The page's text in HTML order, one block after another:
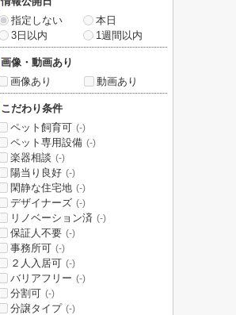
指定しない
本日
3日以内
1週間以内
画像・動画あり
画像あり
動画あり
こだわり条件
ペット飼育可 (-)
ペット専用設備 (-)
楽器相談 (-)
陽当り良好 (-)
閑静な住宅地 (-)
デザイナーズ (-)
リノベーション済 (-)
保証人不要 (-)
事務所可 (-)
２人入居可 (-)
バリアフリー (-)
分割可 (-)
分譲タイプ (-)